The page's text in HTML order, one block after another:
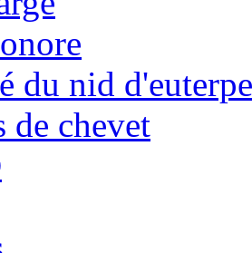
du nid d'euterpe
de chevet